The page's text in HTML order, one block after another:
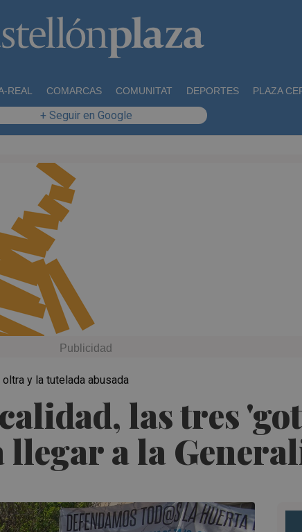
REAL COMARCAS COMUNITAT DEPORTES PLAZA
+ Seguir en Google
las tres
llegar a la
y la tutelada abusada